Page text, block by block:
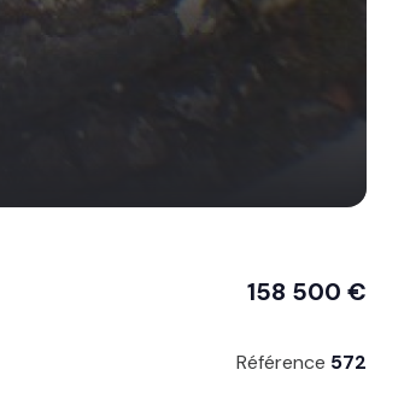
158 500 €
Référence 572